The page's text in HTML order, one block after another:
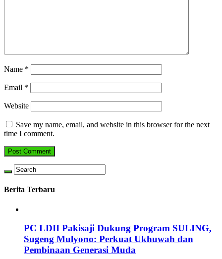
Name *
Email *
Website
Save my name, email, and website in this browser for the next
time I comment.
Berita Terbaru
PC LDII Pakisaji Dukung Program SULING,
Sugeng Mulyono: Perkuat Ukhuwah dan
Pembinaan Generasi Muda